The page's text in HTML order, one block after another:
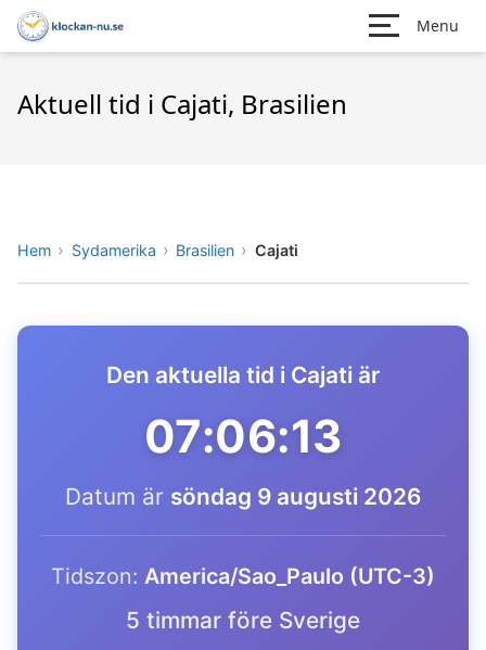
Menu
Aktuell tid i Cajati, Brasilien
Hem Sydamerika Brasilien Cajati
Den aktuella tid i Cajati är
07:06:13
Datum är söndag 9 augusti 2026
Tidszon: America/Sao_Paulo (UTC-3)
5 timmar före Sverige